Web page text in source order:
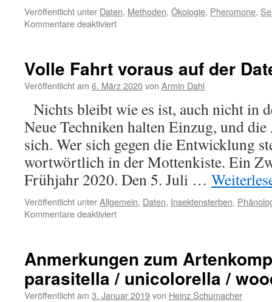
Veröffentlicht unter Daten, Methoden, Ökologie, Pheromone,
Kommentare deaktiviertfür
–
Paranthrene
unterkartiert
oder
wirklich
selten?
Volle Fahrt voraus auf der
Veröffentlicht am 6. März 2020von Armin Dahl
Nichts bleibt wie es ist, auch nicht in
Neue Techniken halten Einzug, und
sich. Wer sich gegen die Entwicklung
wortwörtlich in der Mottenkiste. Ein
Frühjahr 2020. Den 5. Juli …
Veröffentlicht unterAllgemein, Daten, Insektensterben,
Kommentare deaktiviertfür
auf
der
Datenautobahn
Anmerkungen zum
parasitella / unicolorella /
Veröffentlicht am 3. Januar 2019von Heinz Schumacher